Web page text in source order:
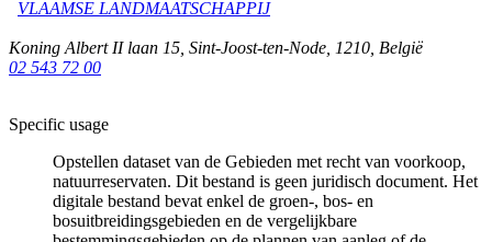
VLAAMSE LANDMAATSCHAPPIJ
Koning Albert II laan 15 Sint-Joost-ten-Node 1210 België
02 543 72 00
Specific usage
Opstellen dataset van de Gebieden met recht van voorkoop,
natuurreservaten. Dit bestand is geen juridisch document. Het
digitale bestand bevat enkel de groen-, bos- en
bosuitbreidingsgebieden en de vergelijkbare